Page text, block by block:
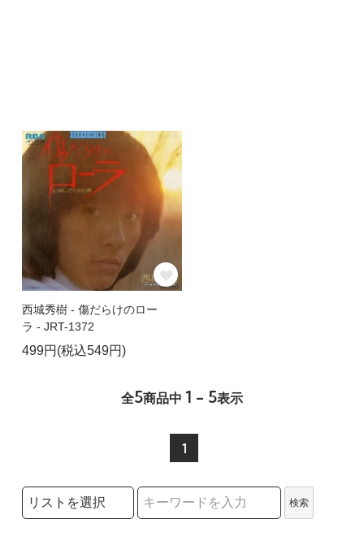
西城秀樹 - 傷だらけのロー
ラ - JRT-1372
499円(税込549円)
全5商品中 1 - 5表示
1
検索リストの選択
検索